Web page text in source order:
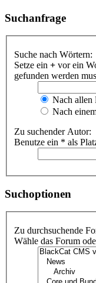
Suchanfrage
Suche nach Wörtern:
Setze ein + vor ein
gefunden werden
Nach allen
Nach
Zu suchender Autor:
Benutze ein * als
Suchoptionen
Zu durchsuchende
Wähle das Forum